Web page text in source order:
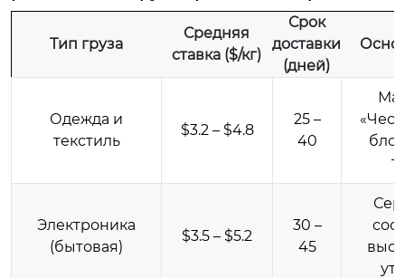
Тип груза
Средняя
ставка ($/кг)
Срок
доставки
(дней)
Одежда и
текстиль
$3.2 – $4.8
25 –
40
Электроника
(бытовая)
$3.5 – $5.2
30 –
45